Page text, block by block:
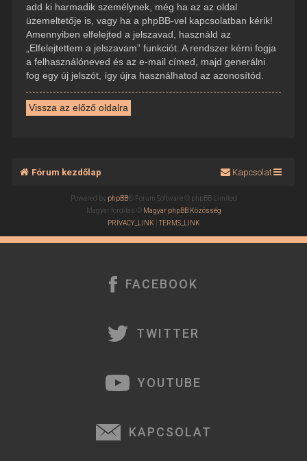
add ki harmadik személynek, még ha az az oldal
üzemeltetője is, vagy ha a phpBB-vel kapcsolatban kérik!
Amennyiben elfelejted a jelszavad, használd az
„Elfelejtettem a jelszavam” funkciót. A rendszer kérni fogja
a felhasználóneved és az e-mail címed, majd generálni
fog egy új jelszót, így újra használhatod az azonosítód.
Vissza az előző oldalra
Fórum kezdőlap Kapcsolat
Powered by phpBB® Forum Software © phpBB Limited
Magyar fordítás © Magyar phpBB Közösség
PRIVACY_LINK |TERMS_LINK
FACEBOOK
TWITTER
YOUTUBE
KAPCSOLAT